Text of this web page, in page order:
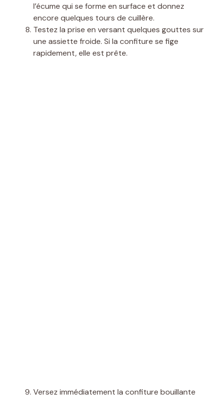
l’écume qui se forme en surface et donnez
encore quelques tours de cuillère.
Testez la prise en versant quelques gouttes sur
une assiette froide. Si la confiture se fige
rapidement, elle est prête.
Versez immédiatement la confiture bouillante